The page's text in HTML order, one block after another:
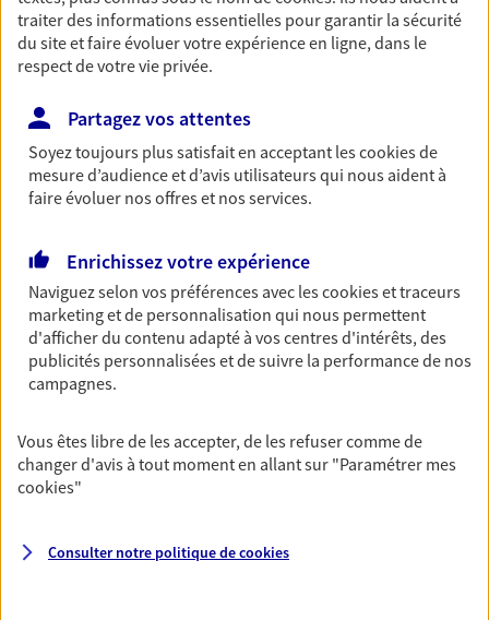
Épargne
Réalisez vos projets grâce à votre épargne : achat
immobilier, études des enfants ou voyage autour
du monde… Épargnez à votre rythme et
simplement, selon votre profil.
Préparez sereinement ce nouveau chapitre de
votre vie avec les conseils d'un expert. Découvrez
notre solution PER (Plan Epargne Retraite)
spécialement conçue pour la retraite.
Couvrez vos dépenses de santé ainsi que celles de
votre famille avec la complémentaire santé qui
vous ressemble.
Prévoyance
traiter des informations essentielles pour garantir la sécurité
du site et faire évoluer votre expérience en ligne, dans le
respect de votre vie privée.
Partagez vos attentes
Soyez toujours plus satisfait en acceptant lescookiesde
mesure d’audience et d’avis utilisateurs qui nous aident à
faire évoluer nos offres et nos services.
Enrichissez votre expérience
Naviguez selon vos préférences avec lescookies et traceurs
marketing et de personnalisation qui nous permettent
d'afficher du contenu adapté à vos centres d'intérêts, des
publicités personnalisées et de suivre la performance de nos
campagnes.
Vous êtes libre de les accepter, de les refuser comme de
changer d'avis à tout moment en allant sur "Paramétrer mes
cookies"
Consulter notre politique decookies